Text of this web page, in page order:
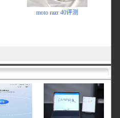
moto razr 40评测